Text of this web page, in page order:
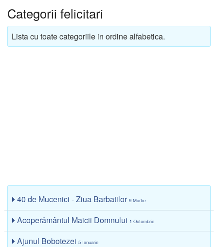
Categorii felicitari
Lista cu toate categoriile in ordine alfabetica.
40 de Mucenici - Ziua Barbatilor9 Martie
Acoperământul Maicii Domnului 1 Octombrie
Ajunul Bobotezei5 Ianuarie